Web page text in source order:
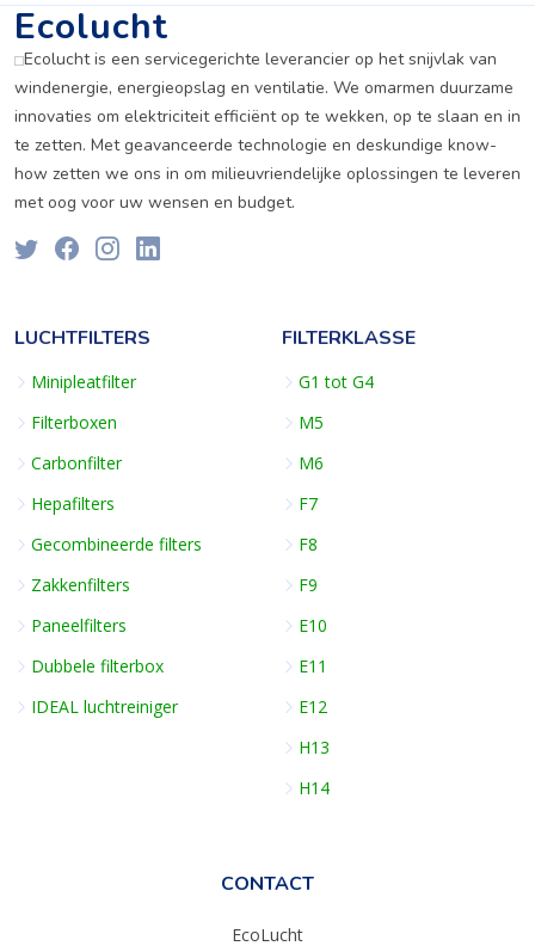
Ecolucht
Ecolucht is een servicegerichte leverancier op het snijvlak van
windenergie, energieopslag en ventilatie. We omarmen duurzame
innovaties om elektriciteit efficiënt op te wekken, op te slaan en in
te zetten. Met geavanceerde technologie en deskundige know-
how zetten we ons in om milieuvriendelijke oplossingen te leveren
met oog voor uw wensen en budget.
LUCHTFILTERS
Minipleatfilter
Filterboxen
Carbonfilter
Hepafilters
Gecombineerde filters
Zakkenfilters
Paneelfilters
Dubbele filterbox
IDEAL luchtreiniger
FILTERKLASSE
G1 tot G4
M5
M6
F7
F8
F9
E10
E11
E12
H13
H14
CONTACT
EcoLucht